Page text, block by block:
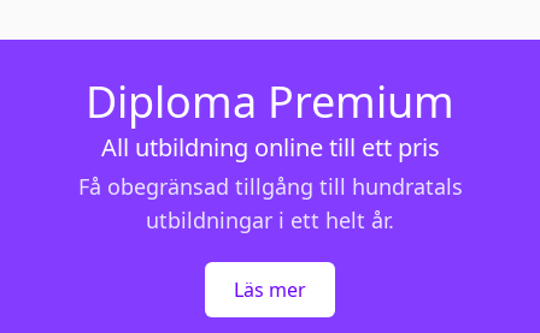
Diploma Premium
All utbildning online till ett pris
Få obegränsad tillgång till hundratals
utbildningar i ett helt år.
Läs mer